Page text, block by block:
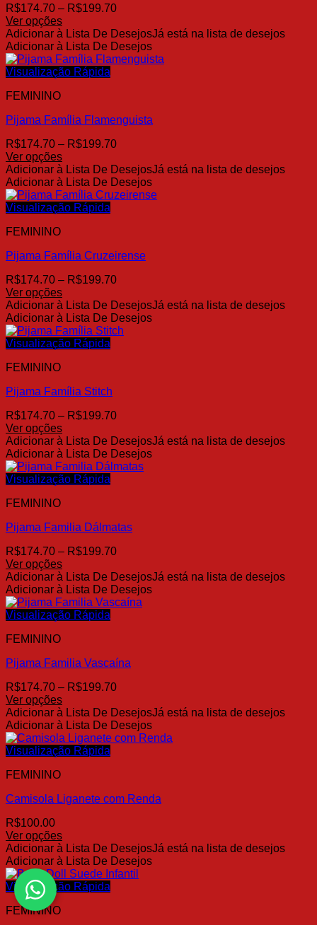
escolhidas
na
página
do
produto
R$174.70 – R$199.70Faixa
preço:
R$174.70
através
Ver opções
Este
produto
tem
várias
As
podem
escolhidas
na
página
do
produto
Adicionar à Lista De DesejosJá está na lista de desejos
Adicionar à Lista De Desejos
Visualização Rápida
FEMININO
Pijama Família Flamenguista
R$174.70 – R$199.70Faixa
preço:
R$174.70
através
Ver opções
Este
produto
tem
várias
As
podem
escolhidas
na
página
do
produto
Adicionar à Lista De DesejosJá está na lista de desejos
Adicionar à Lista De Desejos
Visualização Rápida
FEMININO
Pijama Família Cruzeirense
R$174.70 – R$199.70Faixa
preço:
R$174.70
através
Ver opções
Este
produto
tem
várias
As
podem
escolhidas
na
página
do
produto
Adicionar à Lista De DesejosJá está na lista de desejos
Adicionar à Lista De Desejos
Visualização Rápida
FEMININO
Pijama Família Stitch
R$174.70 – R$199.70Faixa
preço:
R$174.70
através
Ver opções
Este
produto
tem
várias
As
podem
escolhidas
na
página
do
produto
Adicionar à Lista De DesejosJá está na lista de desejos
Adicionar à Lista De Desejos
Visualização Rápida
FEMININO
Pijama Familia Dálmatas
R$174.70 – R$199.70Faixa
preço:
R$174.70
através
Ver opções
Este
produto
tem
várias
As
podem
escolhidas
na
página
do
produto
Adicionar à Lista De DesejosJá está na lista de desejos
Adicionar à Lista De Desejos
Visualização Rápida
FEMININO
Pijama Familia Vascaína
R$174.70 – R$199.70Faixa
preço:
R$174.70
através
Ver opções
Este
produto
tem
várias
As
podem
escolhidas
na
página
do
produto
Adicionar à Lista De DesejosJá está na lista de desejos
Adicionar à Lista De Desejos
Visualização Rápida
FEMININO
Camisola Liganete com Renda
R$100.00
Ver opções
Este
produto
tem
várias
variantes.
As
Adicionar à Lista De DesejosJá está na lista de desejos
Adicionar à Lista De Desejos
Visualização Rápida
FEMININO